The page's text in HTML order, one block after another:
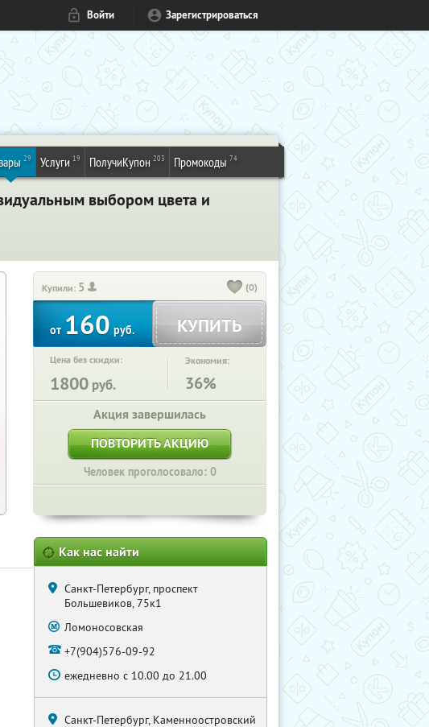
Войти Зарегистрироваться
29 Услуги 19 ПолучиКупон 203 Промокоды 74
выбором цвета и
Купили: 5 (0)
от160руб. КУПИТЬ
Цена без скидки:
1800 руб.
Экономия:
36%
Акция завершилась
ПОВТОРИТЬ АКЦИЮ
Человек проголосовало: 0
Как нас найти
Санкт-Петербург, проспект
Большевиков, 75к1
Ломоносовская
+7(904)576-09-92
ежедневно с 10.00 до 21.00
Санкт-Петербург, Каменноостровский